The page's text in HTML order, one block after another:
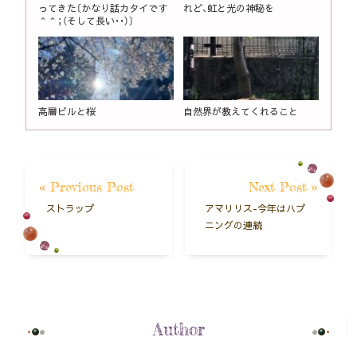
ってきた〔かなり話カタイです
＾＾；（そして長い・・）〕
れど、虹と光の神秘を
高層ビルと桜 自然界が教えてくれること
« Previous Post
ストラップ
Next Post »
アマリリス-今年はハプ
ニングの連続
Author